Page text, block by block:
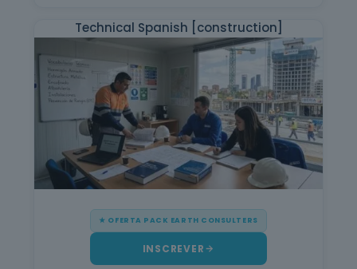
Technical Spanish [construction]
★ OFERTA PACK EARTH CONSULTERS
INSCREVER